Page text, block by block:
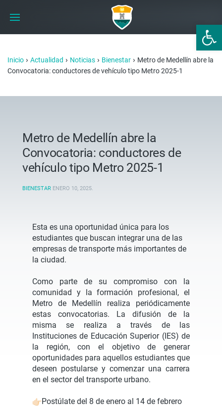
Abrir
Inicio › Actualidad › Noticias › Bienestar › Metro de Medellín abre la
Convocatoria: conductores de vehículo tipo Metro 2025-1
Metro de Medellín abre la
Convocatoria: conductores de
vehículo tipo Metro 2025-1
BIENESTAR ENERO 10, 2025.
Esta es una oportunidad única para los
estudiantes que buscan integrar una de las
empresas de transporte más importantes de
la ciudad.
Como parte de su compromiso con la
comunidad y la formación profesional, el
Metro de Medellín realiza periódicamente
estas convocatorias. La difusión de la
misma se realiza a través de las
Instituciones de Educación Superior (IES) de
la región, con el objetivo de generar
oportunidades para aquellos estudiantes que
deseen postularse y comenzar una carrera
en el sector del transporte urbano.
Postúlate del 8 de enero al 14 de febrero